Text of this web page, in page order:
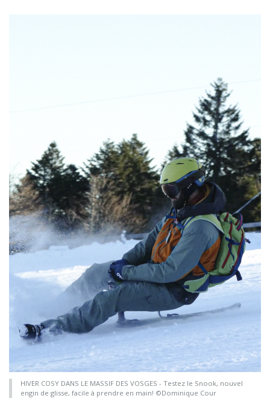
HIVER COSY DANS LE MASSIF DES VOSGES - Testez le Snook, nouvel
engin de glisse, facile à prendre en main! ©Dominique Cour